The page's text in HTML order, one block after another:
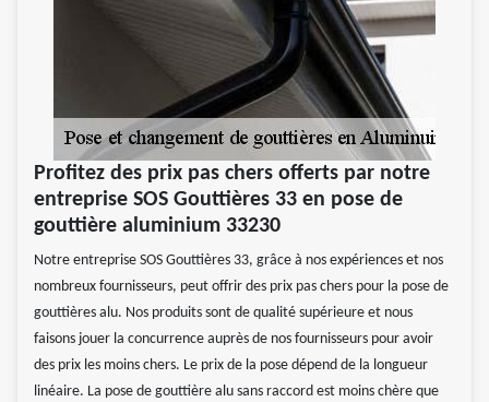
Profitez des prix pas chers offerts par notre
entreprise SOS Gouttières 33 en pose de
gouttière aluminium 33230
Notre entreprise SOS Gouttières 33, grâce à nos expériences et nos
nombreux fournisseurs, peut offrir des prix pas chers pour la pose de
gouttières alu. Nos produits sont de qualité supérieure et nous
faisons jouer la concurrence auprès de nos fournisseurs pour avoir
des prix les moins chers. Le prix de la pose dépend de la longueur
linéaire. La pose de gouttière alu sans raccord est moins chère que